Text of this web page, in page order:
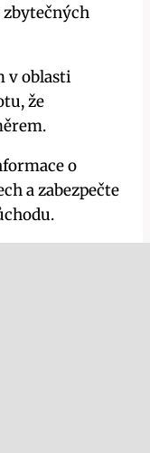
v oblasti
že
o
a zabezpečte